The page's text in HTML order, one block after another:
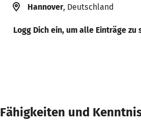
Hannover, Deutschland
Logg Dich ein, um alle Einträge zu
Fähigkeiten und